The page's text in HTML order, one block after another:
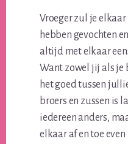
Vroeger zul je
hebben gevochten
altijd met elkaar
Want zowel jij als je
het goed tussen
broers en zussen is
iedereen anders,
elkaar af en toe